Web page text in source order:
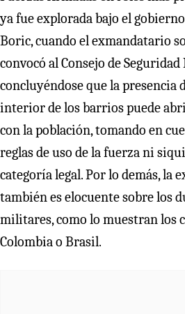
ya fue explorada bajo el
Boric, cuando el exmandatario
convocó al Consejo de
concluyéndose que la
interior de los barrios puede
con la población, tomando en
reglas de uso de la fuerza ni
categoría legal. Por lo demás, la
también es elocuente sobre los
militares, como lo muestran los
Colombia o Brasil.